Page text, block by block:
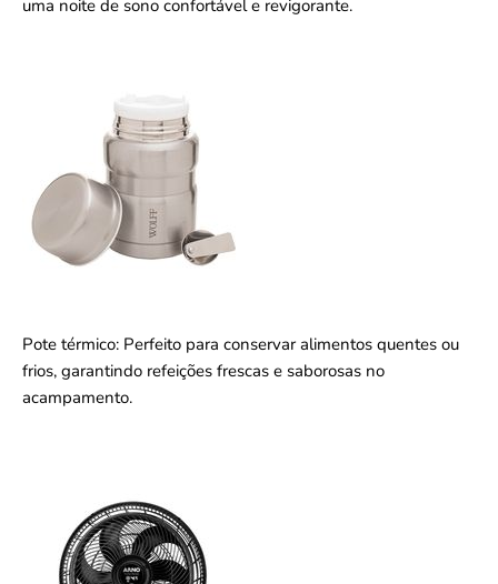
uma noite de sono confortável e revigorante.
Pote térmico: Perfeito para conservar alimentos quentes ou
frios, garantindo refeições frescas e saborosas no
acampamento.